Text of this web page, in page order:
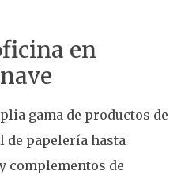
en
gama de productos de
de papelería hasta
complementos de